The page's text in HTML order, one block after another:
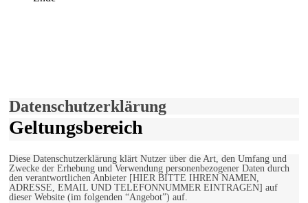
Datenschutzerklärung
Geltungsbereich
Diese Datenschutzerklärung klärt Nutzer über die Art, den Umfang und
Zwecke der Erhebung und Verwendung personenbezogener Daten durch
den verantwortlichen Anbieter [HIER BITTE IHREN NAMEN,
ADRESSE, EMAIL UND TELEFONNUMMER EINTRAGEN] auf
dieser Website (im folgenden “Angebot”) auf.